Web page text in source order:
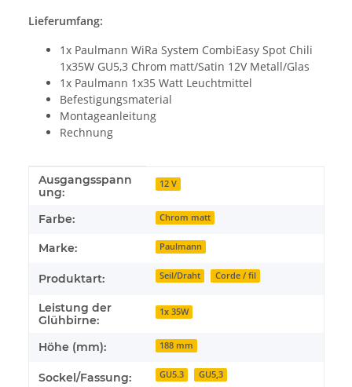
Lieferumfang:
1x Paulmann WiRa System CombiEasy Spot Chili
1x35W GU5,3 Chrom matt/Satin 12V Metall/Glas
1x Paulmann 1x35 Watt Leuchtmittel
Befestigungsmaterial
Montageanleitung
Rechnung
Produkteigenschaft
Wert
Ausgangsspann
ung:
12 V
Farbe: Chrom matt
Marke: Paulmann
Produktart: Seil/Draht Corde / fil
Leistung der
Glühbirne:
1x 35W
Höhe (mm): 188 mm
Sockel/Fassung: GU5.3 GU5,3